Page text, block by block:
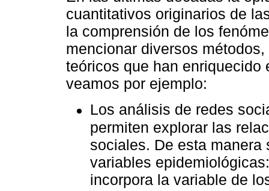
cuantitativos originarios de
la comprensión de los
mencionar diversos
teóricos que han
veamos por ejemplo:
Los análisis de redes
permiten explorar las
sociales. De esta
variables
incorpora la variable de